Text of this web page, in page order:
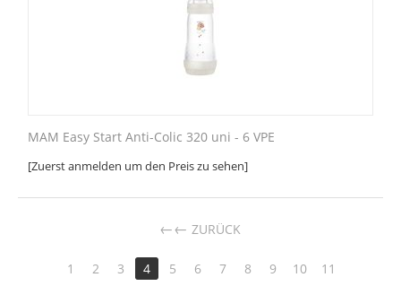
MAM Easy Start Anti-Colic 320 uni - 6 VPE
[Zuerst anmelden um den Preis zu sehen]
← ZURÜCK
1 2 3 4 5 6 7 8 9 10 11